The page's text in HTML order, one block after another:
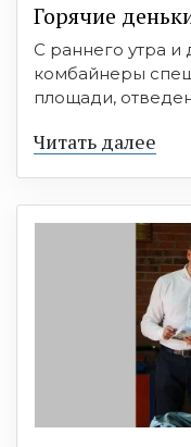
Горячие
С раннего утра и
комбайнеры
площади,
Читать далее